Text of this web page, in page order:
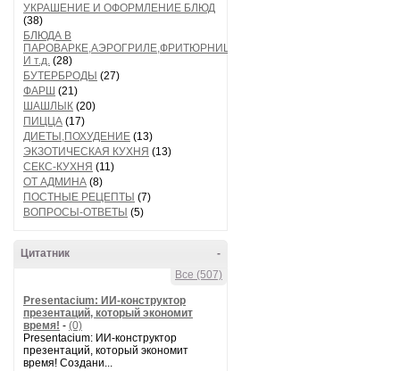
УКРАШЕНИЕ И ОФОРМЛЕНИЕ БЛЮД
(38)
БЛЮДА В
ПАРОВАРКЕ,АЭРОГРИЛЕ,ФРИТЮРНИЦЕ
И т.д. (28)
БУТЕРБРОДЫ (27)
ФАРШ (21)
ШАШЛЫК (20)
ПИЦЦА (17)
ДИЕТЫ,ПОХУДЕНИЕ (13)
ЭКЗОТИЧЕСКАЯ КУХНЯ (13)
СЕКС-КУХНЯ (11)
ОТ АДМИНА (8)
ПОСТНЫЕ РЕЦЕПТЫ (7)
ВОПРОСЫ-ОТВЕТЫ (5)
-
Цитатник
Все (507)
Presentacium: ИИ‑конструктор
презентаций, который экономит
время! - (0)
Presentacium: ИИ‑конструктор
презентаций, который экономит
время! Создани...